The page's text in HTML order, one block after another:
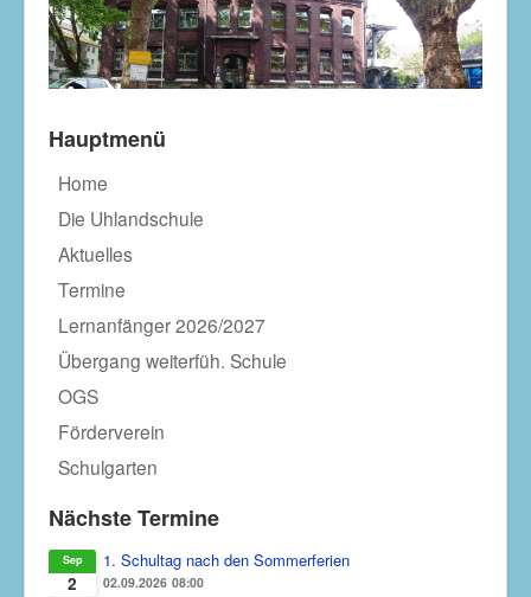
Hauptmenü
Home
Die Uhlandschule
Aktuelles
Termine
Lernanfänger 2026/2027
Übergang weiterfüh. Schule
OGS
Förderverein
Schulgarten
Nächste Termine
2
Sep 1. Schultag nach den Sommerferien
02.09.2026 08:00